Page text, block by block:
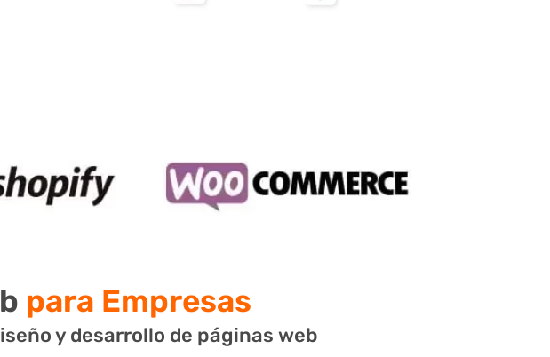
para Empresas
y desarrollo de páginas web